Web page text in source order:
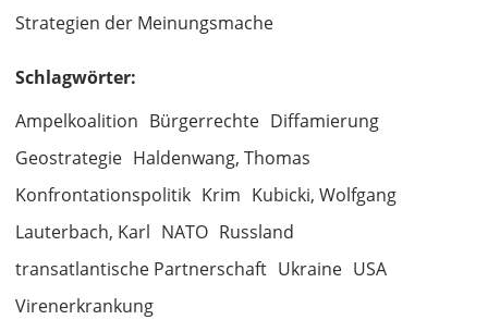
Strategien der Meinungsmache
Schlagwörter:
Ampelkoalition Bürgerrechte Diffamierung
Geostrategie Haldenwang, Thomas
Konfrontationspolitik Krim Kubicki, Wolfgang
Lauterbach, Karl NATO Russland
transatlantische Partnerschaft Ukraine USA
Virenerkrankung